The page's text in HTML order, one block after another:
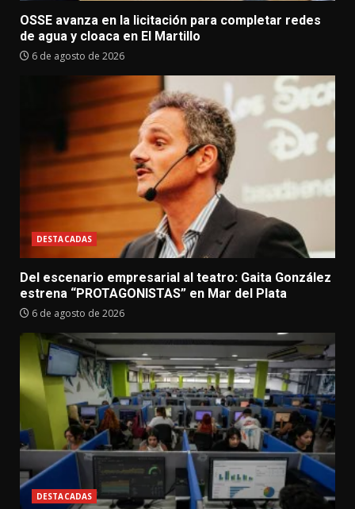
OSSE avanza en la licitación para completar redes
de agua y cloaca en El Martillo
6 de agosto de 2026
DESTACADAS
Del escenario empresarial al teatro: Gaita González
estrena “PROTAGONISTAS” en Mar del Plata
6 de agosto de 2026
DESTACADAS